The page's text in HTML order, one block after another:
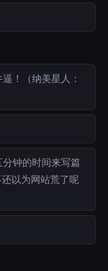
！（纳美星人：
钟的时间来写篇
以为网站荒了呢